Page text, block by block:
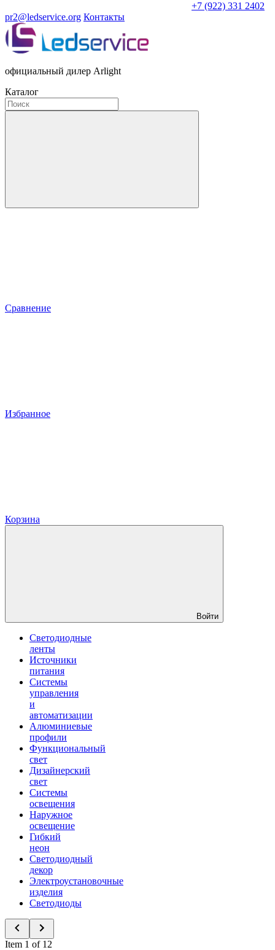
+7 (922) 331 2402
pr2@ledservice.org Контакты
официальный дилер Arlight
Каталог
Сравнение
Избранное
Корзина
Войти
Светодиодные
ленты
Источники
питания
Системы
управления
и
автоматизации
Алюминиевые
профили
Функциональный
свет
Дизайнерский
свет
Системы
освещения
Наружное
освещение
Гибкий
неон
Светодиодный
декор
Электроустановочные
изделия
Светодиоды
Item 1 of 12